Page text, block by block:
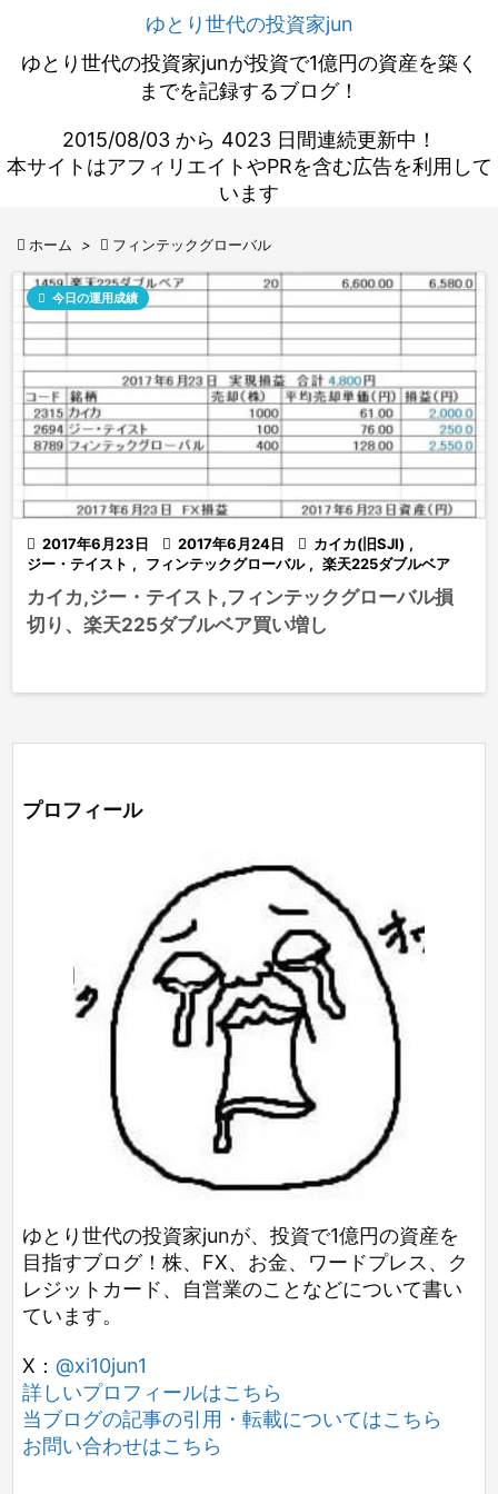
ゆとり世代の投資家jun
ゆとり世代の投資家junが投資で1億円の資産を築く
までを記録するブログ！
2015/08/03 から 4023 日間連続更新中！
本サイトはアフィリエイトやPRを含む広告を利用して
います
 ホーム >  フィンテックグローバル
 2017年6月23日  2017年6月24日
 今日の運用成績
 カイカ(旧SJI) ,
ジー・テイスト , フィンテックグローバル , 楽天225ダブルベア
カイカ,ジー・テイスト,フィンテックグローバル損
切り、楽天225ダブルベア買い増し
プロフィール
ゆとり世代の投資家junが、投資で1億円の資産を
目指すブログ！株、FX、お金、ワードプレス、ク
レジットカード、自営業のことなどについて書い
ています。
X： @xi10jun1
詳しいプロフィールはこちら
当ブログの記事の引用・転載についてはこちら
お問い合わせはこちら